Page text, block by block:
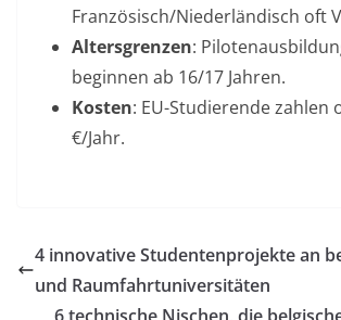
Französisch/Niederländisch oft
Altersgrenzen:
beginnen ab 16/17 Jahren.
Kosten: EU-Studierende zahlen
€/Jahr.
4 innovative Studentenprojekte an
und Raumfahrtuniversitäten